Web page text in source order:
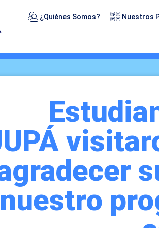
¿Quiénes Somos? Nuestros
nuestro